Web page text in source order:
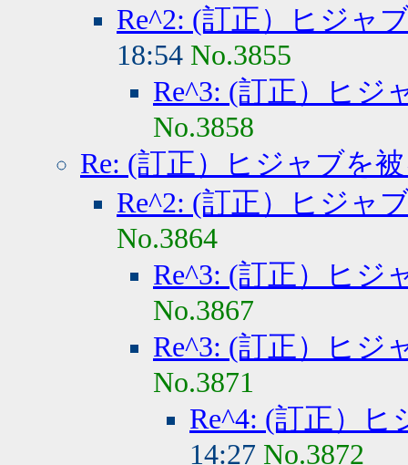
Re^2: (訂正）ヒジャ
18:54 No.3855
Re^3: (訂正）ヒジ
No.3858
Re: (訂正）ヒジャブを
Re^2: (訂正）ヒジャ
No.3864
Re^3: (訂正）ヒジ
No.3867
Re^3: (訂正）ヒジ
No.3871
Re^4: (訂正）
14:27 No.3872